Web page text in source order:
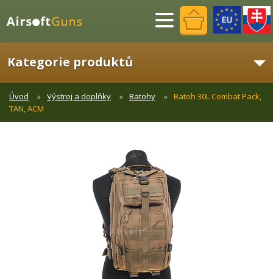
Menu
Kategorie produktů
Úvod Výstroj a doplňky Batohy
Batoh 30L Combat Pack,
TAN, ACM